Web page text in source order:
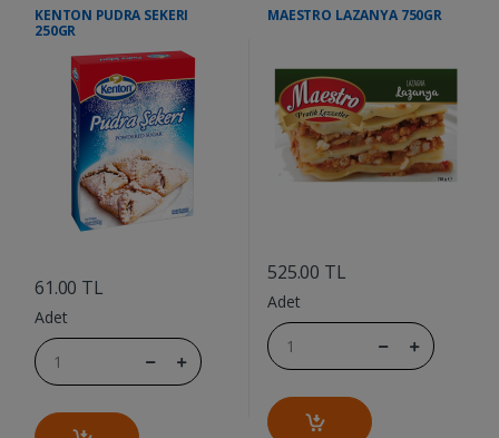
KENTON PUDRA SEKERI
250GR
61.00 TL
Adet
MAESTRO LAZANYA 750GR
525.00 TL
Adet